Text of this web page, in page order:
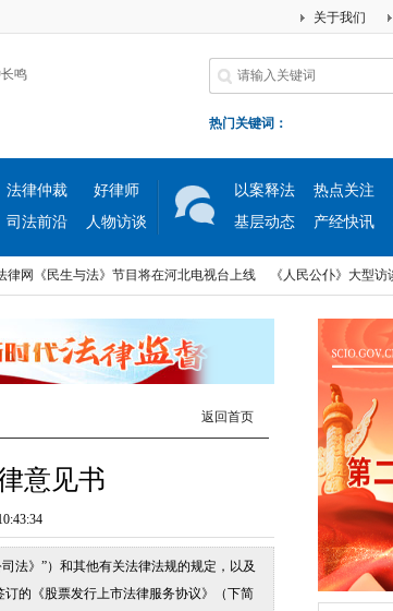
关于我们
鸣
热门关键词：
法律仲裁
好律师
司法前沿 人物访谈
以案释法 热点关注
基层动态
产经快讯
《民生与法》节目将在河北电视台上线 《人民公仆》大型访谈节
返回首页
意见书
法》”）和其他有关法律法规的规定，以及
订的《股票发行上市法律服务协议》（下简